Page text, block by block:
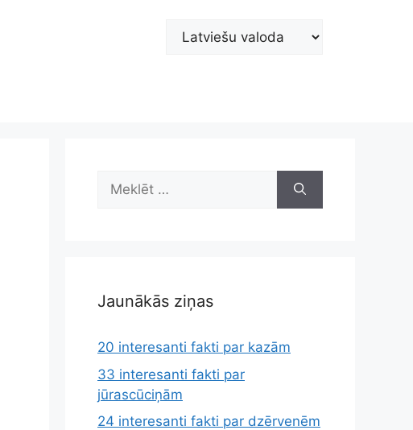
Choose
Meklēt:
Jaunākās ziņas
20 interesanti fakti par kazām
33 interesanti fakti par
jūrascūciņām
24 interesanti fakti par dzērvenēm